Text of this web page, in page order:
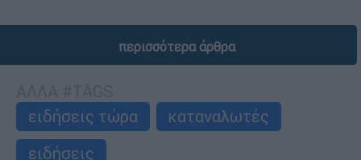
περισσότερα άρθρα
ειδήσεις τώρα
καταναλωτές
ειδήσεις